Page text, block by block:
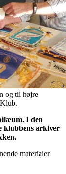
og til højre
I den
klubbens arkiver
materialer